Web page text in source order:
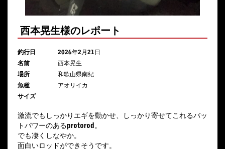
西本晃生様のレポート
釣行日
2026年2月21日
名前
西本晃生
場所
和歌山県南紀
魚種
アオリイカ
サイズ
激流でもしっかりエギを動かせ、しっかり寄せてこれるバッ
トパワーのあるprotorod。
でも凄くしなやか。
面白いロッドができそうです。